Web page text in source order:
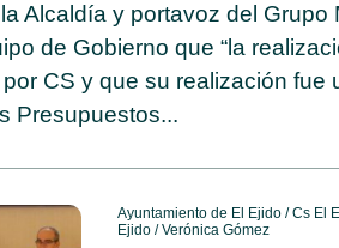
Alcaldía y portavoz del Grupo
de Gobierno que “la
CS y que su realización fue
Presupuestos...
Ayuntamiento de El Ejido/Cs El
Ejido/Verónica Gómez